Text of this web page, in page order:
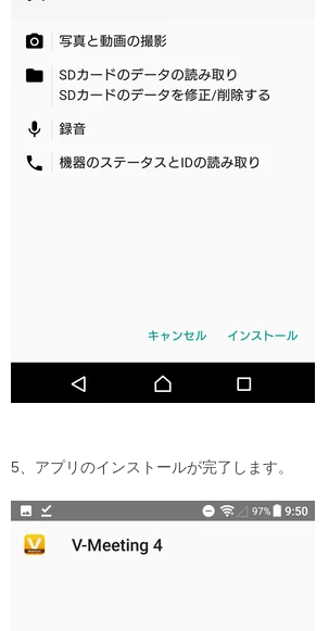
5、アプリのインストールが完了します。